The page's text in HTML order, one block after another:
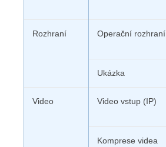
Rozhraní Operační rozhraní
Ukázka
Video Video vstup (IP)
Komprese videa